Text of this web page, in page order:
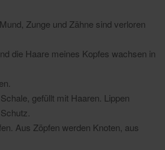
Zunge und Zähne sind verloren
die Haare meines Kopfes wachsen in
gefüllt mit Haaren. Lippen
Aus Zöpfen werden Knoten, aus